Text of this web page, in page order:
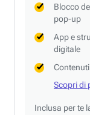
Blocco
pop-up
App e
digitale
Scopri di
Inclusa per te